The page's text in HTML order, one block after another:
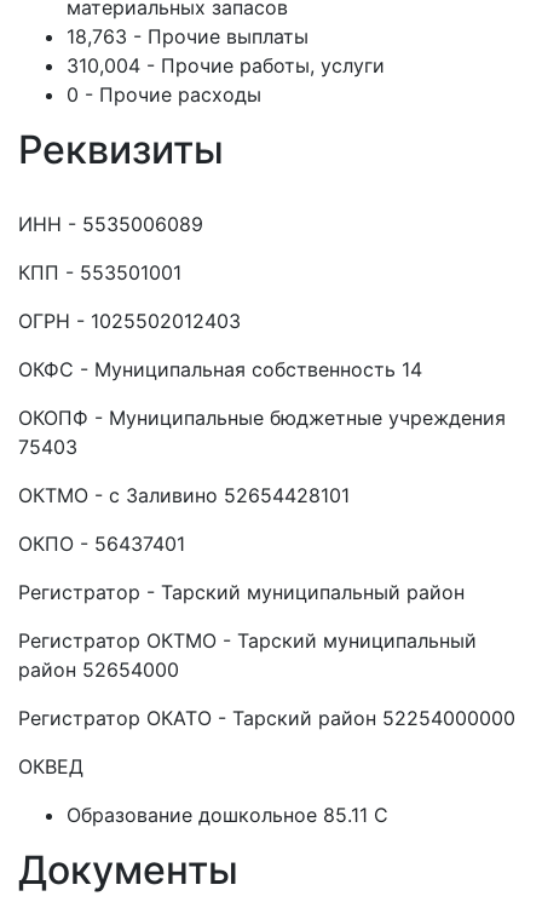
материальных запасов
18,763 - Прочие выплаты
310,004 - Прочие работы, услуги
0 - Прочие расходы
Реквизиты
ИНН - 5535006089
КПП - 553501001
ОГРН - 1025502012403
ОКФС - Муниципальная собственность 14
ОКОПФ - Муниципальные бюджетные учреждения
75403
ОКТМО - с Заливино 52654428101
ОКПО - 56437401
Регистратор - Тарский муниципальный район
Регистратор ОКТМО - Тарский муниципальный
район 52654000
Регистратор ОКАТО - Тарский район 52254000000
ОКВЕД
Образование дошкольное 85.11 C
Документы